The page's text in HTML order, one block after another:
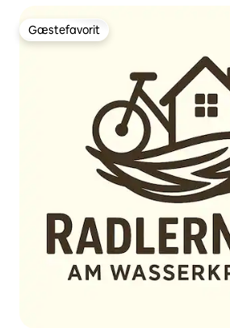
Gæstefavorit
Gæstefavorit